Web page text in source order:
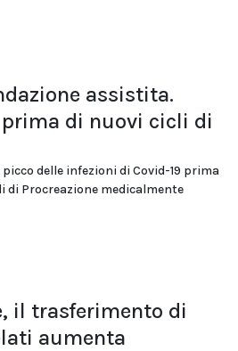
assistita.
di nuovi cicli di
delle infezioni di Covid-19 prima
di Procreazione medicalmente
il trasferimento di
aumenta